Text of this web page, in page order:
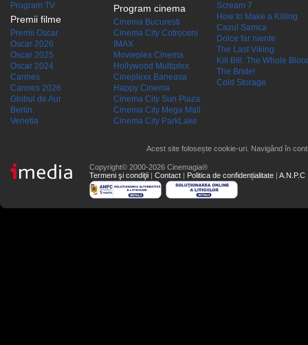
Program TV
Premii filme
Premii Oscar
Oscar 2026
Oscar 2025
Oscar 2024
Cannes
Cannes 2026
Globul de Aur
Berlin
Venetia
Program cinema
Cinema Bucuresti
Cinema City Cotroceni
IMAX
Movieplex Cinema
Hollywood Multiplex
Cineplexx Baneasa
Happy Cinema
Cinema City Sun Plaza
Cinema City Mega Mall
Cinema City ParkLake
Scream 7
How to Make a Killing
Cazul Samca
Dolce far niente
The Last Viking
Kill Bill: The Whole
The Bride!
Cold Storage
Acest site folosește cookie-uri. Navigând în
Copyright© 2000-2026 Cinemagia®
Termeni şi condiţii | Contact | Politica de confidențialitate | A.N.P.C